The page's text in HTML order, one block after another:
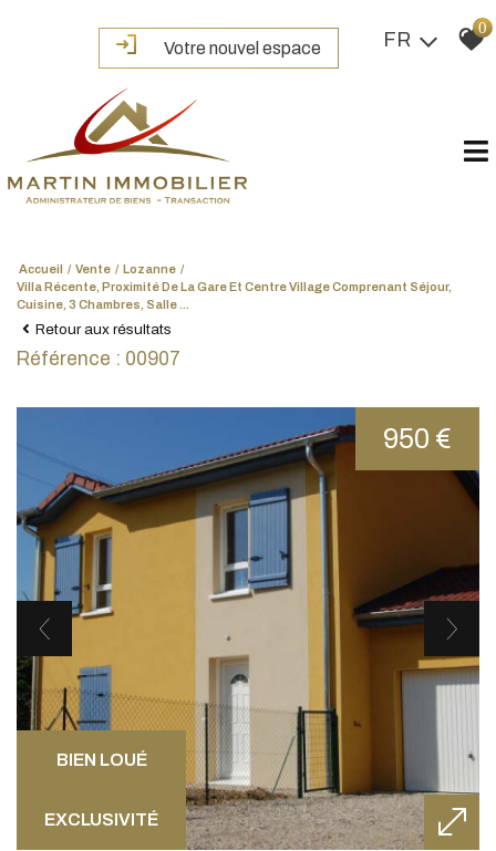
Votre nouvel espace FR
0
Accueil Vente
Lozanne
Villa Récente, Proximité De La Gare Et Centre Village Comprenant Séjour,
Cuisine, 3 Chambres, Salle ...
Retour aux résultats
Référence : 00907
BIEN LOUÉ
EXCLUSIVITÉ
950 €